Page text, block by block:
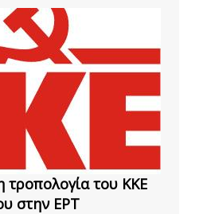
τροπολογία του ΚΚΕ
στην ΕΡΤ